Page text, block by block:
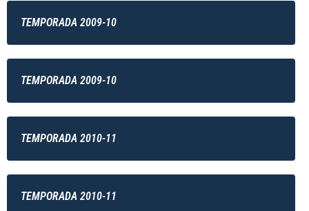
TEMPORADA 2009-10
TEMPORADA 2009-10
TEMPORADA 2010-11
TEMPORADA 2010-11